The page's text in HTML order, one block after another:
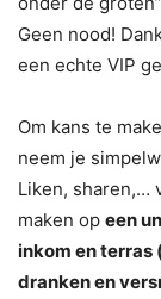
Geen nood!
een echte VIP
Om kans te
neem je
Liken, sharen,…
maken op een
inkom en terras
dranken en